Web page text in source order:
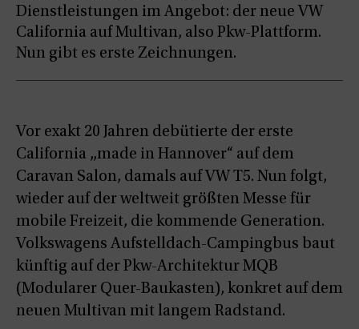
Dienstleistungen im Angebot: der neue VW
California auf Multivan, also Pkw-Plattform.
Nun gibt es erste Zeichnungen.
Vor exakt 20 Jahren debütierte der erste
California „made in Hannover“ auf dem
Caravan Salon, damals auf VW T5. Nun folgt,
wieder auf der weltweit größten Messe für
mobile Freizeit, die kommende Generation.
Volkswagens Aufstelldach-Campingbus baut
künftig auf der Pkw-Architektur MQB
(Modularer Quer-Baukasten), konkret auf dem
neuen Multivan mit langem Radstand.